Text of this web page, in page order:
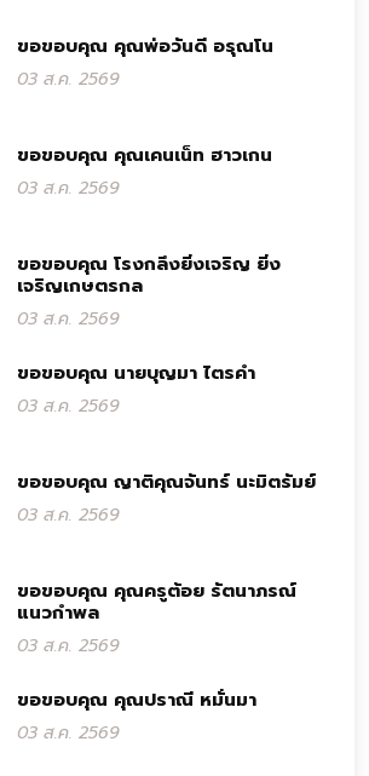
ขอขอบคุณ คุณพ่อวันดี อรุณโน
03 ส.ค. 2569
ขอขอบคุณ คุณเคนเน็ท ฮาวเกน
03 ส.ค. 2569
ขอขอบคุณ โรงกลึงยิ่งเจริญ ยิ่ง
เจริญเกษตรกล
03 ส.ค. 2569
ขอขอบคุณ นายบุญมา ไตรคำ
03 ส.ค. 2569
ขอขอบคุณ ญาติคุณจันทร์ นะมิตรัมย์
03 ส.ค. 2569
ขอขอบคุณ คุณครูต้อย รัตนาภรณ์
แนวกำพล
03 ส.ค. 2569
ขอขอบคุณ คุณปราณี หมั่นมา
03 ส.ค. 2569